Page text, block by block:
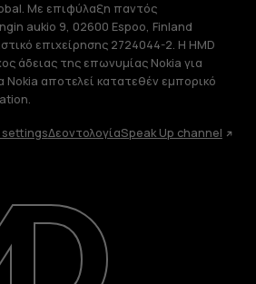
Με επιφύλαξη παντός
aukio 9, 02600 Espoo, Finland
επιχείρησης 2724044-2. Η HMD
άδειας της επωνυμίας Nokia για
αποτελεί κατατεθέν εμπορικό
settingsΔεοντολογίαSpeak Up channel